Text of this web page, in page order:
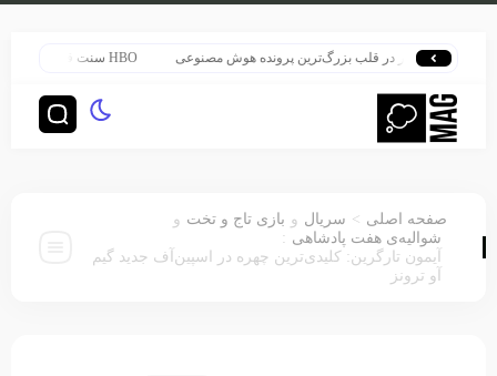
هری پاتر در قلب بزرگ‌ترین پرونده هوش مصنوعی HBO سنت قدیمی خود را برای پخش سریال هری پاتر تغییر داد
صفحه اصلی > سریال و بازی تاج و تخت و
شوالیه‌ی هفت پادشاهی :
آیمون تارگرین: کلیدی‌ترین چهره در اسپین‌آف جدید گیم
آو ترونز